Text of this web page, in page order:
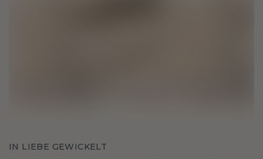
IN LIEBE GEWICKELT